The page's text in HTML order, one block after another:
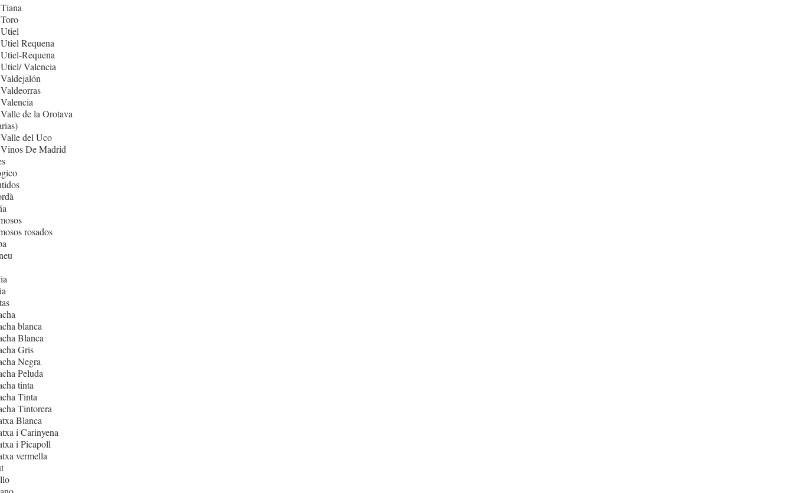
Requena
Requena
Valencia
de la Orotava
del Uco
De Madrid
rosados
blanca
Blanca
Gris
Negra
Peluda
tinta
Tinta
Tintorera
Blanca
i Carinyena
i Picapoll
vermella